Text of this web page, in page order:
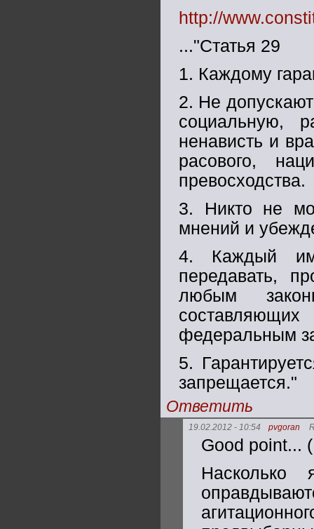
http://
..."Статья 29
1. Каждому
2. Не
социальную,
ненависть и
расового,
превосходства.
3. Никто не
мнений и
4. Каждый
передавать,
любым
федеральным
5.
запрещается."
Ответить
19.02.2012 - 10:54 pvgoran
Good point...
Насколько